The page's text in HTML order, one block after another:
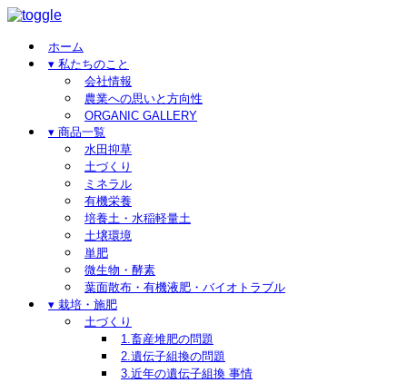
ホーム
▾ 私たちのこと
会社情報
農業への思いと方向性
ORGANIC GALLERY
▾ 商品一覧
水田抑草
土づくり
ミネラル
有機栄養
培養土・水稲軽量土
土壌環境
単肥
微生物・酵素
葉面散布・有機液肥・バイオトラブル
▾ 栽培・施肥
土づくり
1.畜産堆肥の問題
2.遺伝子組換の問題
3.近年の遺伝子組換 事情